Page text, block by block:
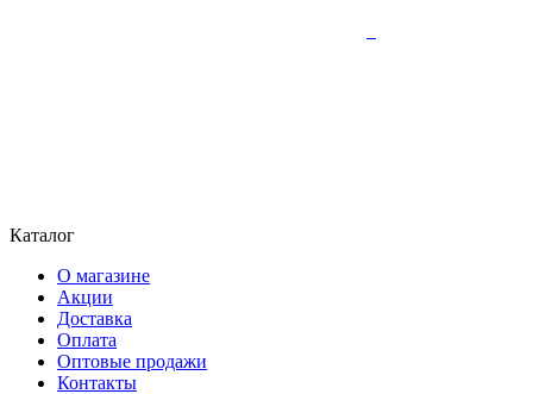
Каталог
О магазине
Акции
Доставка
Оплата
Оптовые продажи
Контакты